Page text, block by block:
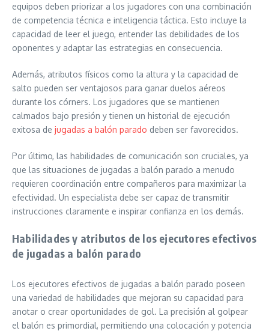
equipos deben priorizar a los jugadores con una combinación
de competencia técnica e inteligencia táctica. Esto incluye la
capacidad de leer el juego, entender las debilidades de los
oponentes y adaptar las estrategias en consecuencia.
Además, atributos físicos como la altura y la capacidad de
salto pueden ser ventajosos para ganar duelos aéreos
durante los córners. Los jugadores que se mantienen
calmados bajo presión y tienen un historial de ejecución
exitosa de jugadas a balón parado deben ser favorecidos.
Por último, las habilidades de comunicación son cruciales, ya
que las situaciones de jugadas a balón parado a menudo
requieren coordinación entre compañeros para maximizar la
efectividad. Un especialista debe ser capaz de transmitir
instrucciones claramente e inspirar confianza en los demás.
Habilidades y atributos de los ejecutores efectivos
de jugadas a balón parado
Los ejecutores efectivos de jugadas a balón parado poseen
una variedad de habilidades que mejoran su capacidad para
anotar o crear oportunidades de gol. La precisión al golpear
el balón es primordial, permitiendo una colocación y potencia